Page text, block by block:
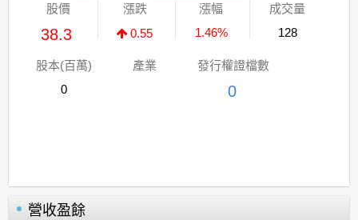
股價
38.3
漲跌
0.55
漲幅
1.46%
成交量
128
股本(百萬)
0
產業 發行權證檔數
0
營收盈餘